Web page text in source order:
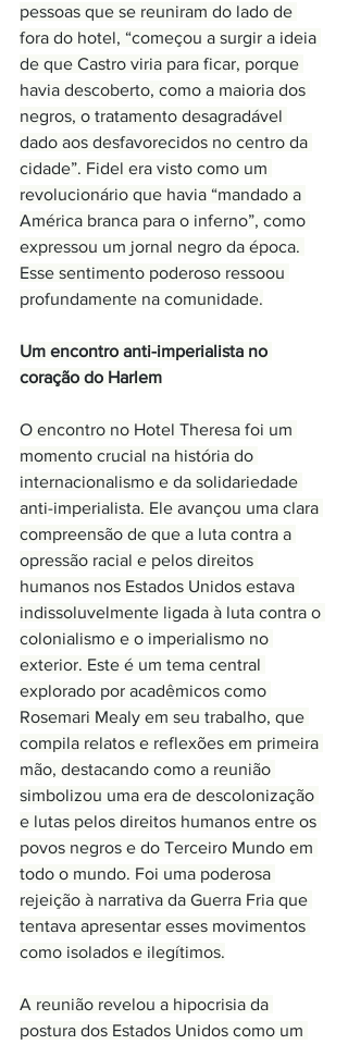
pessoas que se reuniram do lado de
fora do hotel, “começou a surgir a ideia
de que Castro viria para ficar, porque
havia descoberto, como a maioria dos
negros, o tratamento desagradável
dado aos desfavorecidos no centro da
cidade”. Fidel era visto como um
revolucionário que havia “mandado a
América branca para o inferno”, como
expressou um jornal negro da época.
Esse sentimento poderoso ressoou
profundamente na comunidade.
Um encontro anti-imperialista no
coração do Harlem
O encontro no Hotel Theresa foi um
momento crucial na história do
internacionalismo e da solidariedade
anti-imperialista. Ele avançou uma clara
compreensão de que a luta contra a
opressão racial e pelos direitos
humanos nos Estados Unidos estava
indissoluvelmente ligada à luta contra o
colonialismo e o imperialismo no
exterior. Este é um tema central
explorado por acadêmicos como
Rosemari Mealy em seu trabalho, que
compila relatos e reflexões em primeira
mão, destacando como a reunião
simbolizou uma era de descolonização
e lutas pelos direitos humanos entre os
povos negros e do Terceiro Mundo em
todo o mundo. Foi uma poderosa
rejeição à narrativa da Guerra Fria que
tentava apresentar esses movimentos
como isolados e ilegítimos.
A reunião revelou a hipocrisia da
postura dos Estados Unidos como um